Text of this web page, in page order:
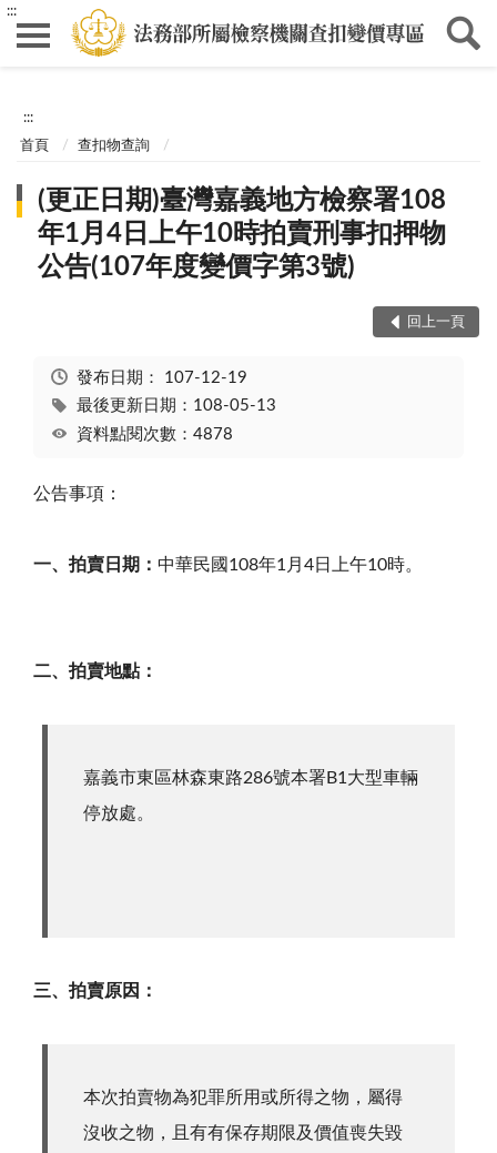
:::
:::
首頁 查扣物查詢
(更正日期)臺灣嘉義地方檢察署108
年1月4日上午10時拍賣刑事扣押物
公告(107年度變價字第3號)
回上一頁
發布日期： 107-12-19
最後更新日期：108-05-13
資料點閱次數：4878
公告事項：
一、拍賣日期： 中華民國108年1月4日上午10時。
二、拍賣地點：
嘉義市東區林森東路286號本署B1大型車輛
停放處。
三、拍賣原因：
本次拍賣物為犯罪所用或所得之物，屬得
沒收之物，且有有保存期限及價值喪失毀